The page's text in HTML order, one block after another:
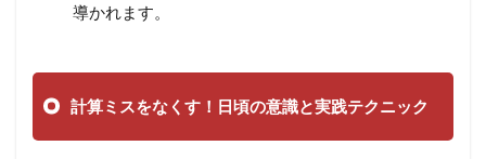
導かれます。
計算ミスをなくす！日頃の意識と実践テクニック